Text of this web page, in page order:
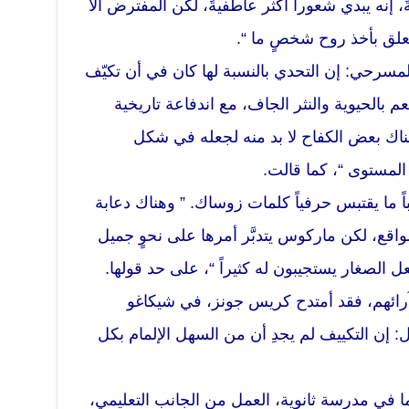
إنه يبدي شعوراً أكثر عاطفيةً، لكن المفترض ألا
بأخذ روح شخصٍ ما “.
إن التحدي بالنسبة لها كان في أن تكيّف
بالحيوية والنثر الجاف، مع اندفاعة تاريخية
بعض الكفاح لا بد منه لجعله في شكل
“، كما قالت.
ما يقتبس حرفياً كلمات زوساك. ” وهناك دعابة
لكن ماركوس يتدبَّر أمرها على نحوٍ جميل
الصغار يستجيبون له كثيراً “، على حد قولها.
فقد أمتدح كريس جونز، في شيكاغو
إن التكييف لم يجدِ أن من السهل الإلمام بكل
في مدرسة ثانوية، العمل من الجانب التعليمي،